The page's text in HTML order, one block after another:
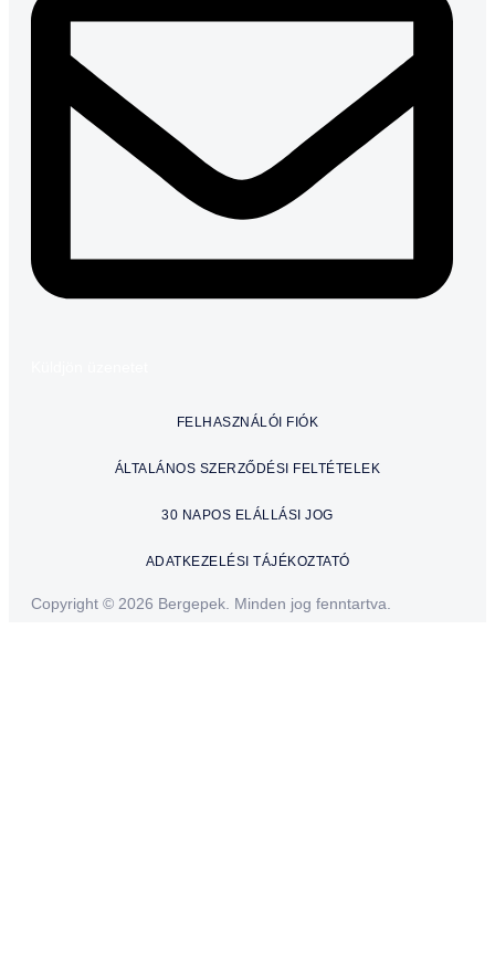
FELHASZNÁLÓI FIÓK
ÁLTALÁNOS SZERZŐDÉSI FELTÉTELEK
30 NAPOS ELÁLLÁSI JOG
ADATKEZELÉSI TÁJÉKOZTATÓ
Copyright © 2026 Bergepek. Minden jog fenntartva.